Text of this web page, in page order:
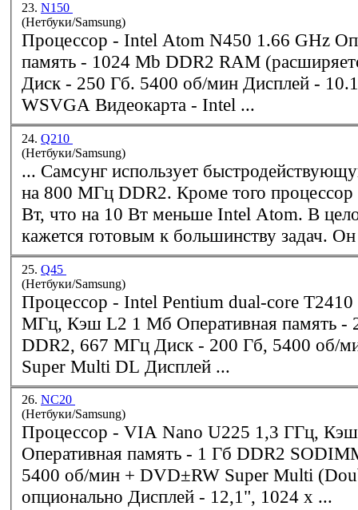
23. N150
(Нетбуки/Samsung)
Процессор - Intel Atom N450 1.66 GHz Оперативная
память - 1024 Mb DDR2 RAM
Диск - 250 Гб. 5400 об/мин Дисплей - 10.1" 1024 x 600
WSVGA Видеокарта - Intel ...
24. Q210
(Нетбуки/Samsung)
... Самсунг использует
на 800 МГц DDR2. Кроме того процессор
Вт, что на 10 Вт меньше Intel Atom. В целом, Q210
кажется готовым к большинству задач.
25. Q45
(Нетбуки/Samsung)
Процессор - Intel Pentium dual-core
DDR2, 667 МГц Диск - 200 Гб, 5400 об/мин + DVD±RW
Super Multi DL Дисплей ...
26. NC20
(Нетбуки/Samsung)
Процессор - VIA Nano U225 1,3 ГГц, Кэш 1 Мб
Оперативная память - 1 Гб DDR2 SODIMM Диск -
5400 об/мин + DVD±RW Super Multi
опционально Дисплей - 12,1", 1024 x ...